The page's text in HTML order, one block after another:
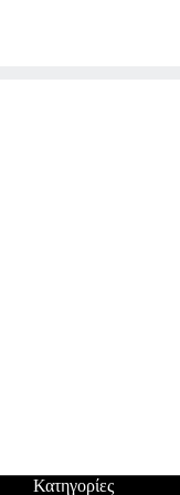
Κατηγορίες